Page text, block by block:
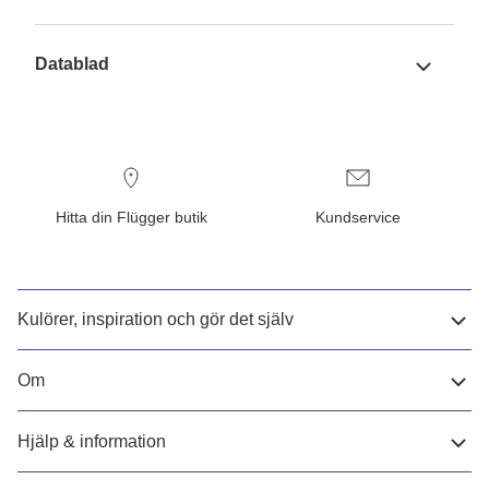
Datablad
Hitta din Flügger butik Kundservice
Kulörer, inspiration och gör det själv
Om
Hjälp & information